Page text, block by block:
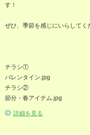
す！
ぜひ、季節を感じにいらしてく
チラシ①
バレンタイン.jpg
チラシ②
節分・春アイテム.jpg
詳細を見る